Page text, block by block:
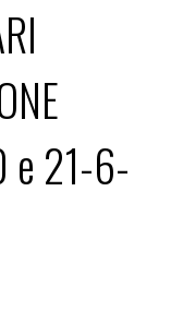
e 21-6-